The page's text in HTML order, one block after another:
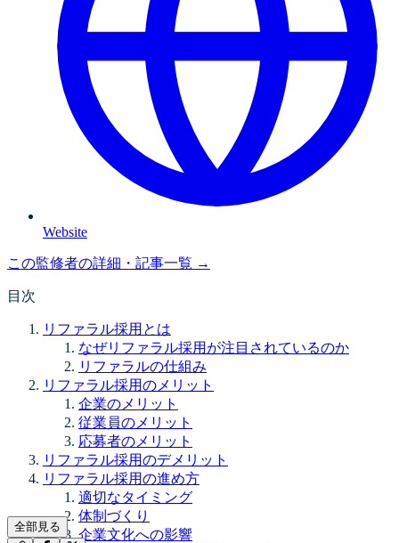
Website
この監修者の詳細・記事一覧 →
目次
リファラル採用とは
なぜリファラル採用が注目されているのか
リファラルの仕組み
リファラル採用のメリット
企業のメリット
従業員のメリット
応募者のメリット
リファラル採用のデメリット
リファラル採用の進め方
適切なタイミング
体制づくり
企業文化への影響
全部見る